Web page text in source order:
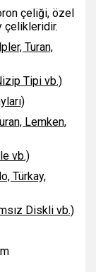
çeliği, özel
çelikleridir.
Turan,
Tipi vb.)
Lemken,
vb.)
Türkay,
Diskli vb.)